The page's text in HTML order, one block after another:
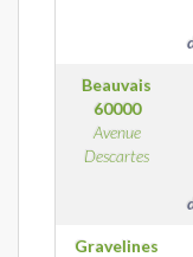
Beauvais
60000
Avenue
Descartes
Gravelines